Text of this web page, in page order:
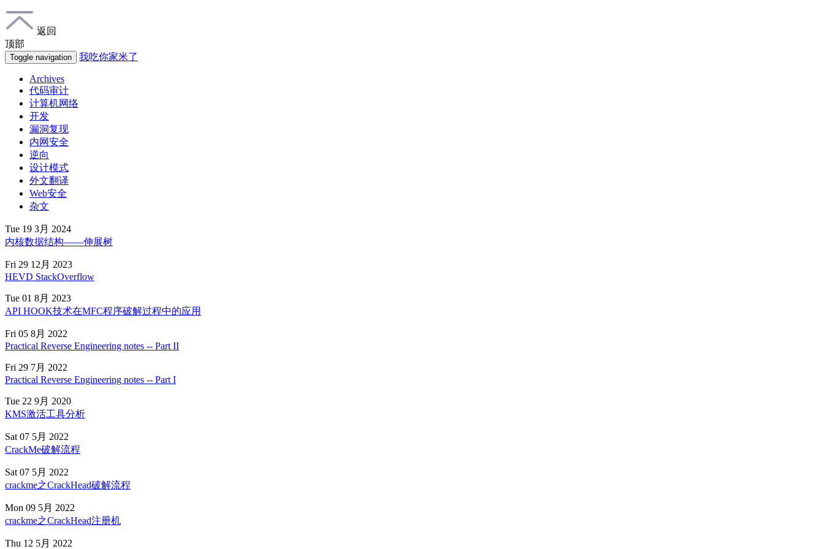
返回
顶部
Toggle navigation 我吃你家米了
Archives
代码审计
计算机网络
开发
漏洞复现
内网安全
逆向
设计模式
外文翻译
Web安全
杂文
Tue 19 3月 2024
内核数据结构——伸展树
Fri 29 12月 2023
HEVD StackOverflow
Tue 01 8月 2023
API HOOK技术在MFC程序破解过程中的应用
Fri 05 8月 2022
Practical Reverse Engineering notes -- Part II
Fri 29 7月 2022
Practical Reverse Engineering notes -- Part I
Tue 22 9月 2020
KMS激活工具分析
Sat 07 5月 2022
CrackMe破解流程
Sat 07 5月 2022
crackme之CrackHead破解流程
Mon 09 5月 2022
crackme之CrackHead注册机
Thu 12 5月 2022